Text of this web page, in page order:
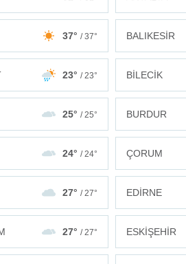
37° / 37° BALIKESİR
23° / 23° BİLECİK
25° / 25° BURDUR
24° / 24° ÇORUM
27° / 27° EDİRNE
27° / 27° ESKİŞEHİR